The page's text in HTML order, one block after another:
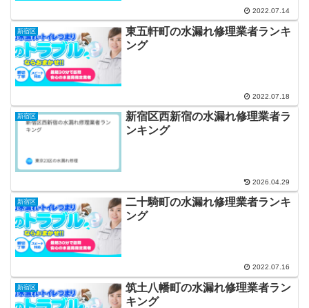
2022.07.14
新宿区
東五軒町の水漏れ修理業者ランキ
ング
2022.07.18
新宿区
新宿区西新宿の水漏れ修理業者ラ
ンキング
2026.04.29
新宿区
二十騎町の水漏れ修理業者ランキ
ング
2022.07.16
新宿区
筑土八幡町の水漏れ修理業者ラン
キング